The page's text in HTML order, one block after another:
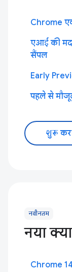
Chrome
एआई की
सैंपल
Early
पहले से
शुरू
नवीनतम
नया
Chrome